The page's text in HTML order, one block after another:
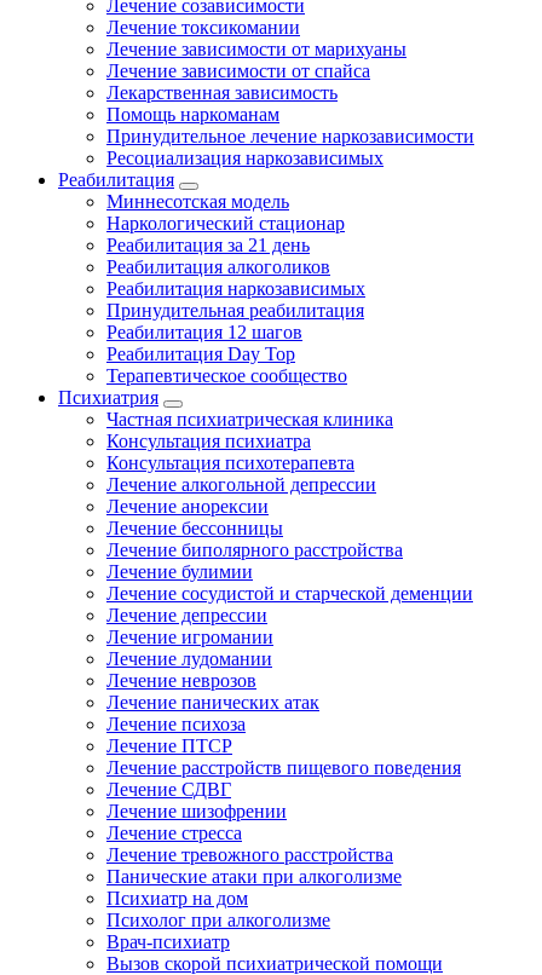
Лечение созависимости
Лечение токсикомании
Лечение зависимости от марихуаны
Лечение зависимости от спайса
Лекарственная зависимость
Помощь наркоманам
Принудительное лечение наркозависимости
Ресоциализация наркозависимых
Реабилитация
Миннесотская модель
Наркологический стационар
Реабилитация за 21 день
Реабилитация алкоголиков
Реабилитация наркозависимых
Принудительная реабилитация
Реабилитация 12 шагов
Реабилитация Day Top
Терапевтическое сообщество
Психиатрия
Частная психиатрическая клиника
Консультация психиатра
Консультация психотерапевта
Лечение алкогольной депрессии
Лечение анорексии
Лечение бессонницы
Лечение биполярного расстройства
Лечение булимии
Лечение сосудистой и старческой деменции
Лечение депрессии
Лечение игромании
Лечение лудомании
Лечение неврозов
Лечение панических атак
Лечение психоза
Лечение ПТСР
Лечение расстройств пищевого поведения
Лечение СДВГ
Лечение шизофрении
Лечение стресса
Лечение тревожного расстройства
Панические атаки при алкоголизме
Психиатр на дом
Психолог при алкоголизме
Врач-психиатр
Вызов скорой психиатрической помощи